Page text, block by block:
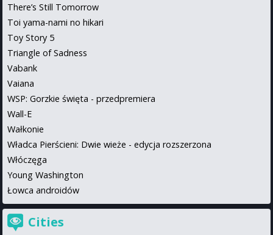
There’s Still Tomorrow
Toi yama-nami no hikari
Toy Story 5
Triangle of Sadness
Vabank
Vaiana
WSP: Gorzkie święta - przedpremiera
Wall-E
Wałkonie
Władca Pierścieni: Dwie wieże - edycja rozszerzona
Włóczęga
Young Washington
Łowca androidów
Cities